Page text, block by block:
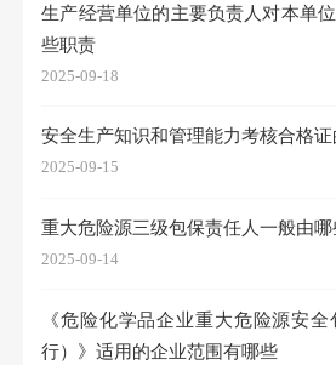
生产经营单位的主要负责人对本单
些职责
2025-09-18
安全生产知识和管理能力考核合格
2025-09-15
重大危险源三级包保责任人一般由
2025-09-14
《危险化学品企业重大危险源安
行）》适用的企业范围有哪些